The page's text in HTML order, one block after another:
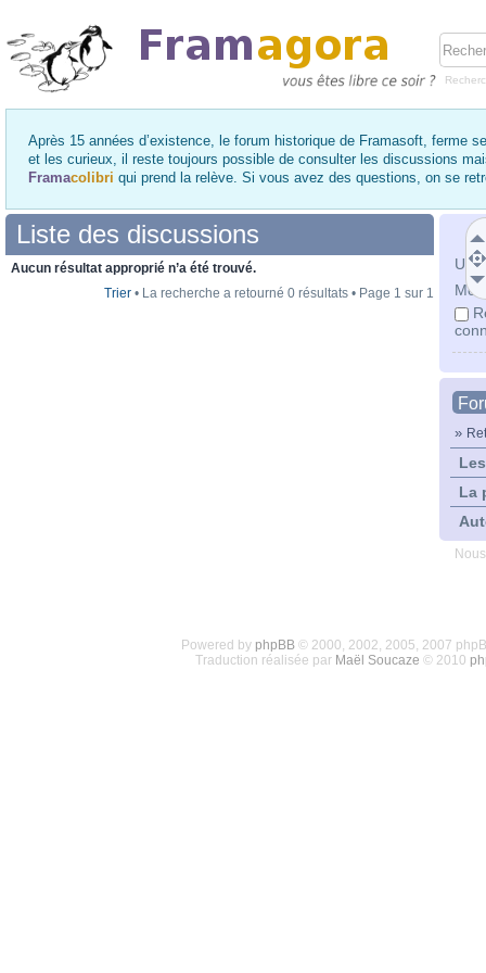
Après 15 années d’existence, le forum historique de Framasoft, ferme
et les curieux, il reste toujours possible de consulter les discussions
Framacolibri qui prend la relève. Si vous avez des questions, on se
Mot
»
La
Liste des discussions
Aucun résultat approprié n’a été trouvé.
Trier • La recherche a retourné 0 résultats • Page 1 sur 1
Powered by phpBB© 2000, 2002, 2005, 2007
Traduction réalisée par Maël Soucaze © 2010